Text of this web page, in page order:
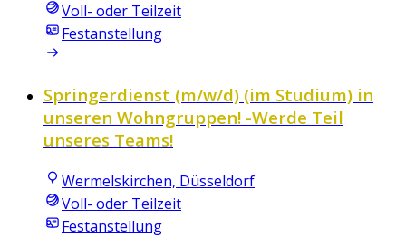
Voll- oder Teilzeit
Festanstellung
Springerdienst (m/w/d) (im Studium) in
unseren Wohngruppen! -Werde Teil
unseres Teams!
Wermelskirchen, Düsseldorf
Voll- oder Teilzeit
Festanstellung